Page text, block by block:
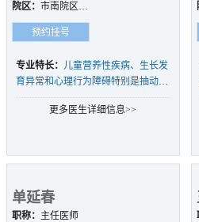
院区：市南院区、
崂山院区
预约挂号
专业特长： 儿童营养性疾病、生长发
育异常和心理行为障碍特别是抽动症
与多动症的诊治。
更多医生详细信息>>
单延春
职称： 主任医师